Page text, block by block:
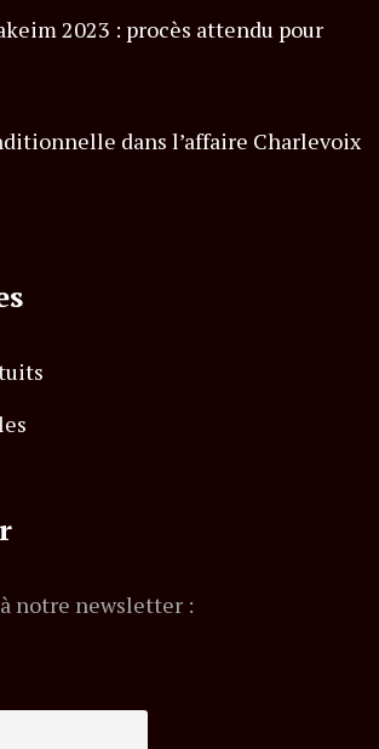
2023 : procès attendu pour
dans l’affaire Charlevoix
notre newsletter :